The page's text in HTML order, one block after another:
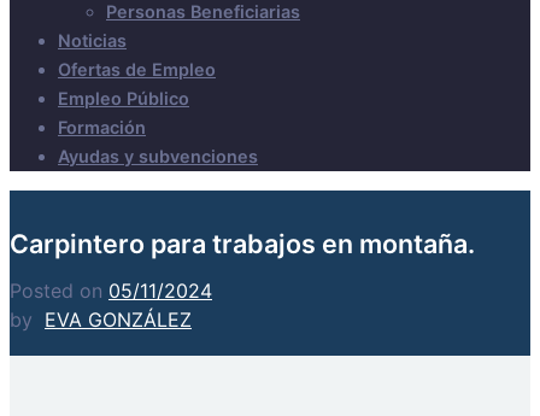
Personas Beneficiarias
Noticias
Ofertas de Empleo
Empleo Público
Formación
Ayudas y subvenciones
Carpintero para trabajos en montaña.
Posted on 05/11/2024
by EVA GONZÁLEZ